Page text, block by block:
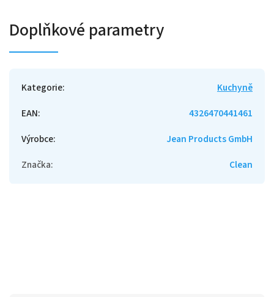
Doplňkové parametry
Kategorie:
Kuchyně
EAN:
4326470441461
Výrobce:
Jean Products GmbH
Značka: Clean